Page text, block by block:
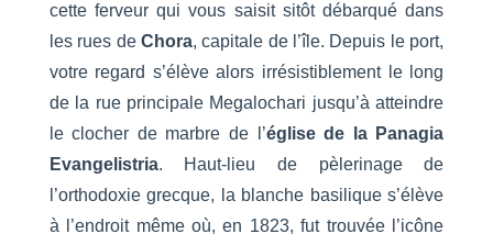
cette ferveur qui vous saisit sitôt débarqué dans
les rues de Chora, capitale de l’île. Depuis le port,
votre regard s’élève alors irrésistiblement le long
de la rue principale Megalochari jusqu’à atteindre
le clocher de marbre de l’église de la Panagia
Evangelistria. Haut-lieu de pèlerinage de
l’orthodoxie grecque, la blanche basilique s’élève
à l’endroit même où, en 1823, fut trouvée l’icône